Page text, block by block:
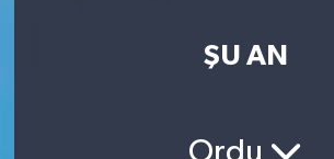
ŞU AN
Son Dakika Haberleri